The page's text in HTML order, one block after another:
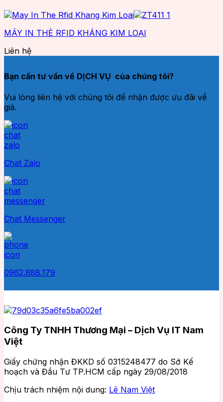
MÁY IN THẺ RFID KHÁNG KIM LOẠI
Liên hệ
Bạn cần tư vấn về DỊCH VỤ của chúng tôi?
Vui lòng liên hệ với chúng tôi để nhận được ưu đãi về
giá.
Chat Zalo
Chat Messenger
0962.888.179
Công Ty TNHH Thương Mại – Dịch Vụ IT Nam
Việt
Giấy chứng nhận ĐKKD số 0315248477 do Sở Kế
hoạch và Đầu Tư TP.HCM cấp ngày 29/08/2018
Chịu trách nhiệm nội dung: Lê Nam Việt